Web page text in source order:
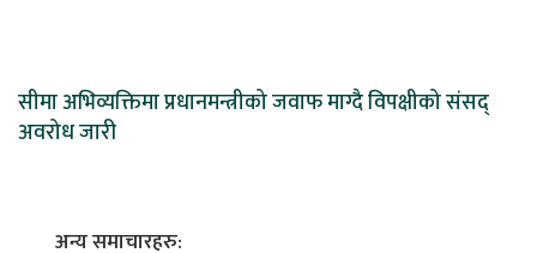
सीमा अभिव्यक्तिमा प्रधानमन्त्रीको जवाफ माग्दै विपक्षीको संसद्
अवरोध जारी
अन्य समाचारहरु: